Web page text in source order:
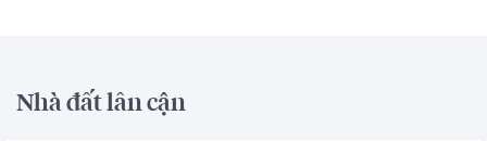
Nhà đất lân cận